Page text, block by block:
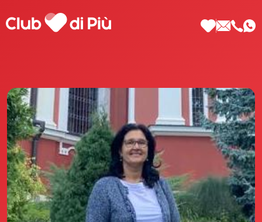
Scopri Club di Più
Le testimonianze Club di Più
La fondatrice Valeria Pilla
Annunci Donne